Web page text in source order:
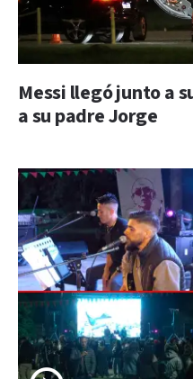
Messi llegó junto a
a su padre Jorge